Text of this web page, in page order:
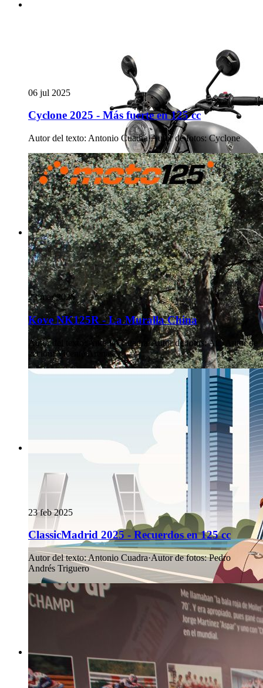
06 jul 2025
Cyclone 2025 - Más fuerte en 125 cc
Autor del texto: Antonio Cuadra·Autor de fotos: Cyclone
23 mar 2025
Kove NK125R - La Muralla China
Autor del texto Antonio Cuadra ·Autor de fotos:AC·
Autor de
acción
Vicente Arenas
23 feb 2025
ClassicMadrid 2025 - Recuerdos en 125 cc
Autor del texto:Antonio Cuadra·Autor de fotos: Pedro
Andrés Triguero